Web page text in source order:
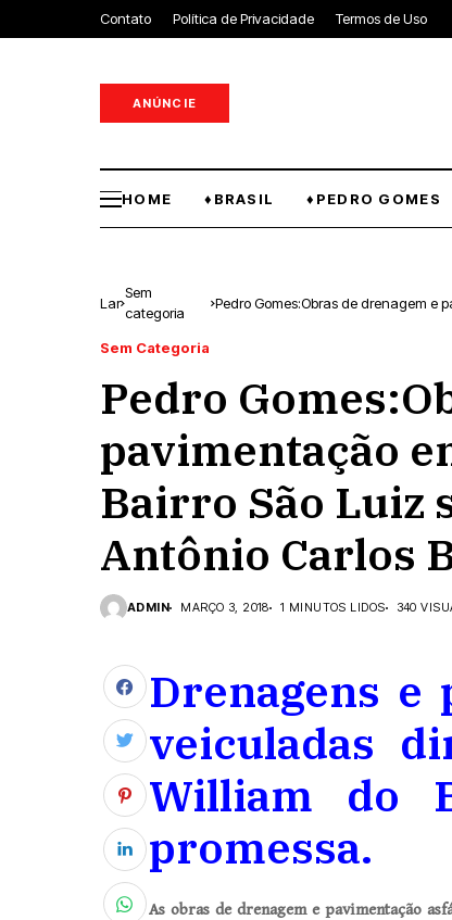
Contato Política de Privacidade Termos de Uso
ANÚNCIE
HOME ♦BRASIL ♦PEDRO GOMES
Lar
Sem
categoria
Pedro Gomes:Obras de drenagem e
Sem Categoria
Pedro
pavimentação
Bairro São Luiz
Antônio Carlos
ADMIN MARÇO 3, 2018 1 MINUTOS LIDOS 340
Drenagens e
veiculadas
William do
promessa.
As obras de drenagem e pavimentação